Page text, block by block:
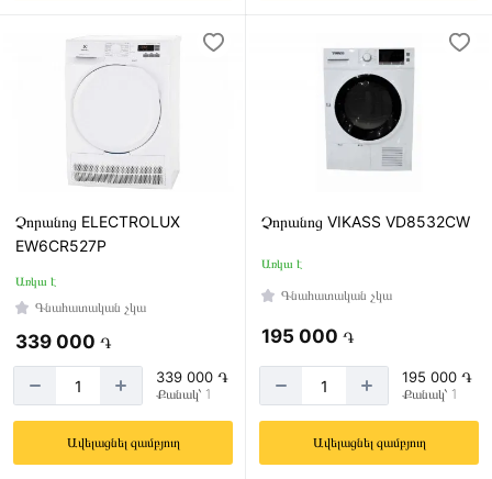
Չորանոց ELECTROLUX
EW6CR527P
Առկա է
Գնահատական չկա
339 000 ֏
339 000 ֏
Քանակ՝ 1
Ավելացնել զամբյուղ
Չորանոց VIKASS VD8532CW
Առկա է
Գնահատական չկա
195 000 ֏
195 000 ֏
Քանակ՝ 1
Ավելացնել զամբյուղ